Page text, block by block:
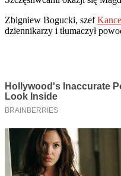
Zbigniew Bogucki, szef
dziennikarzy i tłumaczył